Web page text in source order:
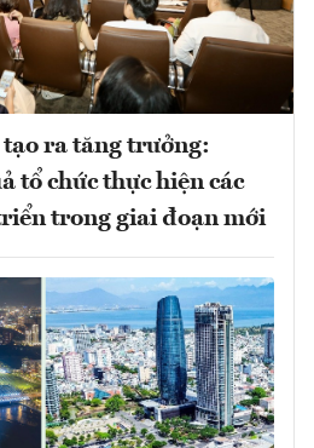
ra tăng trưởng:
tổ chức thực hiện các
trong giai đoạn mới